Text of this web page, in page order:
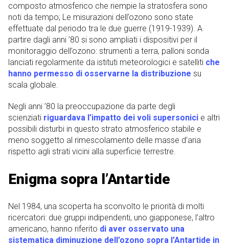
composto atmosferico che riempie la stratosfera sono
noti da tempo; Le misurazioni dell’ozono sono state
effettuate dal periodo tra le due guerre (1919-1939). A
partire dagli anni ’80 si sono ampliati i dispositivi per il
monitoraggio dell’ozono: strumenti a terra, palloni sonda
lanciati regolarmente da istituti meteorologici e satelliti che
hanno permesso di osservarne la distribuzione su
scala globale.
Negli anni ’80 la preoccupazione da parte degli
scienziati riguardava l’impatto dei voli supersonici e altri
possibili disturbi in questo strato atmosferico stabile e
meno soggetto al rimescolamento delle masse d’aria
rispetto agli strati vicini alla superficie terrestre.
Enigma sopra l’Antartide
Nel 1984, una scoperta ha sconvolto le priorità di molti
ricercatori: due gruppi indipendenti, uno giapponese, l’altro
americano, hanno riferito di aver osservato una
sistematica diminuzione dell’ozono sopra l’Antartide in